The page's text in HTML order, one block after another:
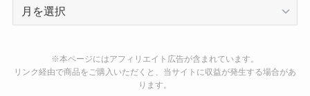
ブ
※本ページにはアフィリエイト広告が含まれています。
リンク経由で商品をご購入いただくと、当サイトに収益が発生する場合があ
ります。